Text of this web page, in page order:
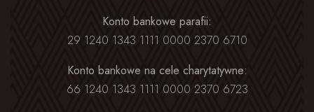
Konto bankowe parafii:
29 1240 1343 1111 0000 2370 6710
Konto bankowe na cele charytatywne:
66 1240 1343 1111 0000 2370 6723